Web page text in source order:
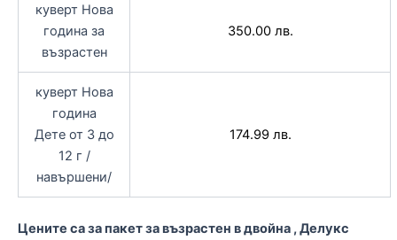
куверт Нова
година за
възрастен
350.00 лв.
куверт Нова
година
Дете от 3 до
12 г /
навършени/
174.99 лв.
Цените са за пакет за възрастен в двойна , Делукс